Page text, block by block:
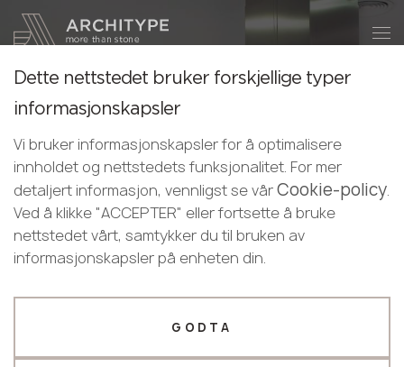
English
Norwegian
+48 22 602 20 22
Bli en partner
GRANDEX
Sjarmen til en solid overflate ligger i sensasjonene og
mulighetene. Så snart du berører den glatte og varme
overflaten, vil du umiddelbart føle denne magien. Solid
overflate GRANDEX er fleksibel og kan brukes til å lage
produkter med de mest uvanlige former. Så det er
ingen grenser for fantasien når du bestiller en
benkeplate, en vinduskarm eller en servant laget av
Bli en partner
Legg igjen dine opplysninger eller ring
oss
+48 22 602 20 22
Din bedriftsprofil
Takk!
våre ledere vil kontakte deg snart
Dette nettstedet bruker forskjellige typer
informasjonskapsler
Vi bruker informasjonskapsler for å optimalisere
innholdet og nettstedets funksjonalitet. For mer
detaljert informasjon, vennligst se vårCookie-policy.
Ved å klikke "ACCEPTER" eller fortsette å bruke
nettstedet vårt, samtykker du til bruken av
informasjonskapsler på enheten din.
GODTA